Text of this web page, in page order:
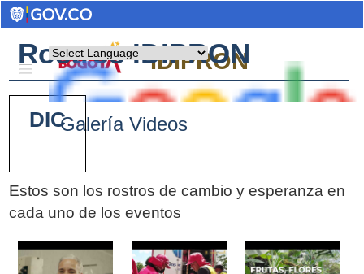
Powered by
IDIPRON
Rostros IDIPRON
Galería Videos
Estos son los rostros de cambio y esperanza en
cada uno de los eventos
DIC